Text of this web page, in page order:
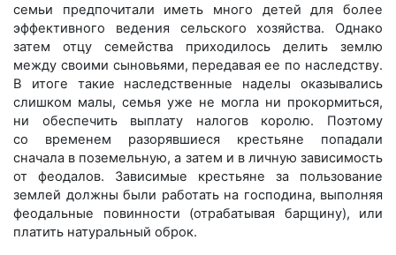
семьи предпочитали иметь много детей для более
эффективного ведения сельского хозяйства. Однако
затем отцу семейства приходилось делить землю
между своими сыновьями, передавая ее по наследству.
В итоге такие наследственные наделы оказывались
слишком малы, семья уже не могла ни прокормиться,
ни обеспечить выплату налогов королю. Поэтому
со временем разорявшиеся крестьяне попадали
сначала в поземельную, а затем и в личную зависимость
от феодалов. Зависимые крестьяне за пользование
землей должны были работать на господина, выполняя
фео­дальные повинности (отрабатывая барщину), или
платить натуральный оброк.